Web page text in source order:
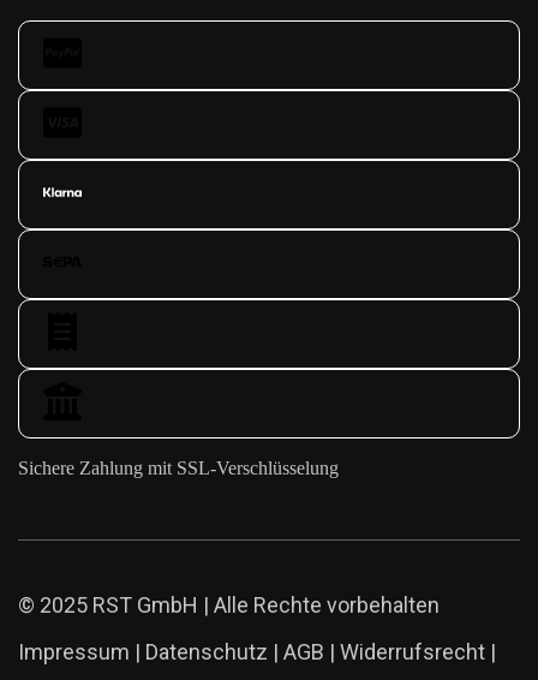
Sichere Zahlung mit SSL-Verschlüsselung
© 2025 RST GmbH | Alle Rechte vorbehalten
Impressum | Datenschutz | AGB | Widerrufsrecht |